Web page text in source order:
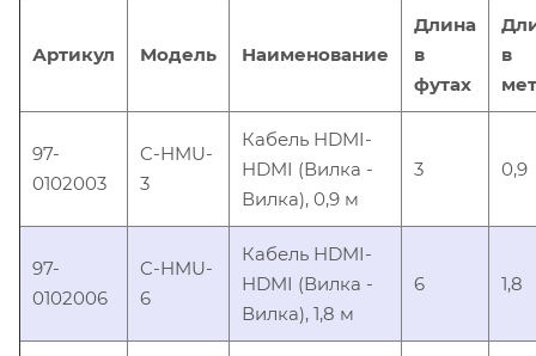
Артикул Модель Наименование
Длина
в
футах
в
97-
0102003
C-HMU-
3
Кабель HDMI-
HDMI (Вилка -
Вилка), 0,9 м
3 0,9
97-
0102006
C-HMU-
6
Кабель HDMI-
HDMI (Вилка -
Вилка), 1,8 м
6 1,8